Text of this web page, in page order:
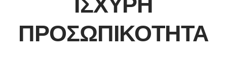
ΠΡΟΣΩΠΙΚΌΤΗΤΑ